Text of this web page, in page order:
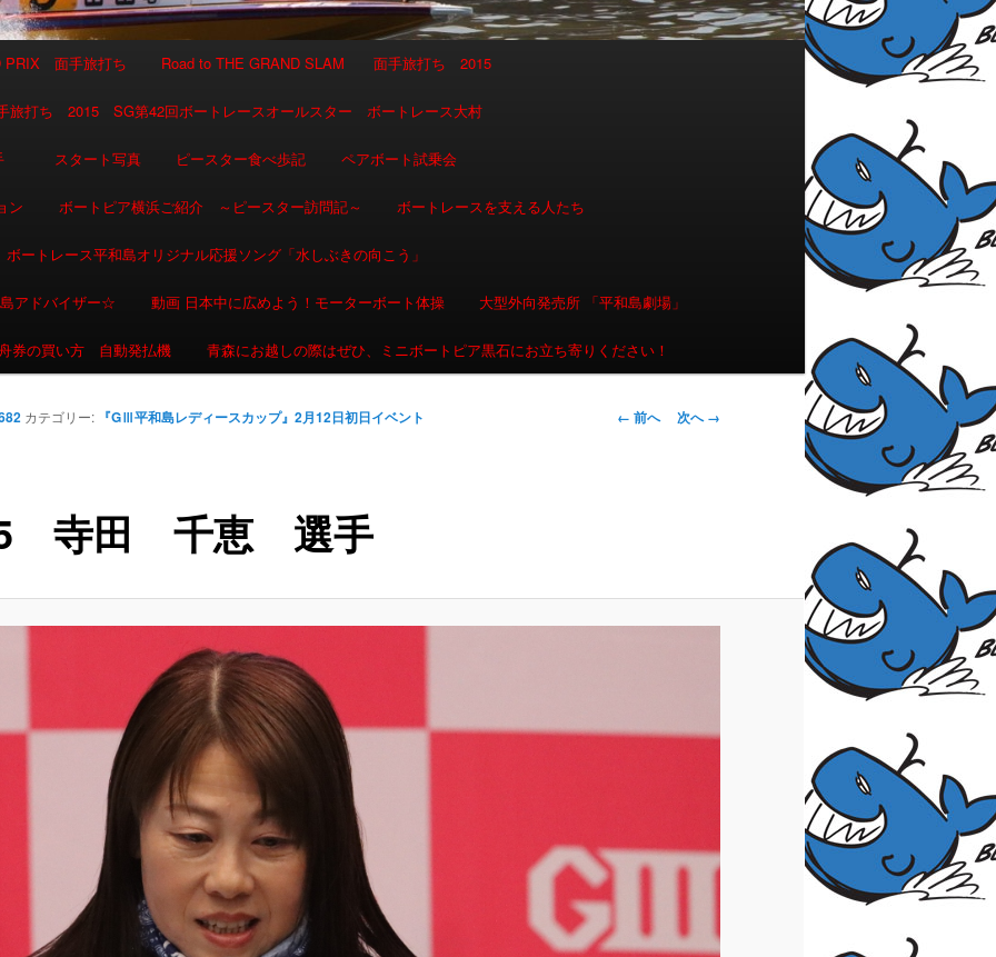
PRIX 面手旅打ち Road to THE GRAND SLAM 面手旅打ち 2015
旅打ち 2015 SG第42回ボートレースオールスター ボートレース大村
スタート写真 ピースター食べ歩記 ペアボート試乗会
ン ボートピア横浜ご紹介 ～ピースター訪問記～ ボートレースを支える人たち
ボートレース平和島オリジナル応援ソング「水しぶきの向こう」
アドバイザー☆ 動画 日本中に広めよう！モーターボート体操 大型外向発売所 「平和島劇場」
券の買い方 自動発払機 青森にお越しの際はぜひ、ミニボートピア黒石にお立ち寄りください！
画像ナビゲー
← 前へ 次へ →
寺田 千恵 選手
カテゴリー: 『GⅢ平和島レディースカップ』2月12日初日イベント